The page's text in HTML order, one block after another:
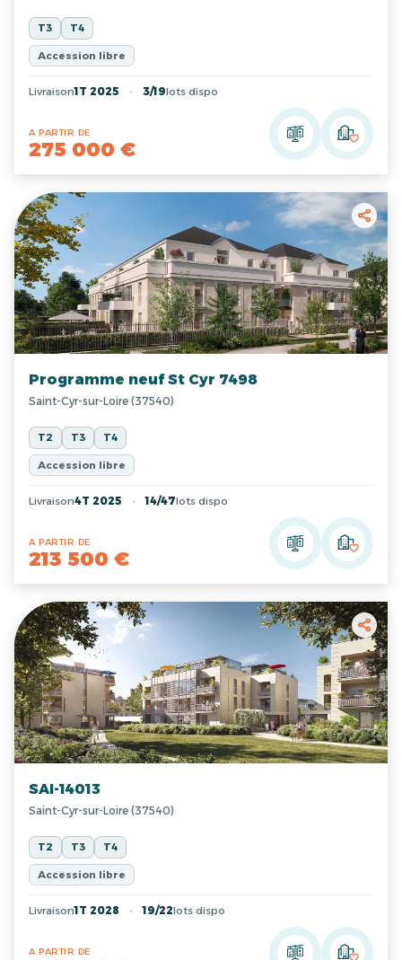
T3 T4
Accession libre
Livraison1T 2025 3/19lots dispo
A PARTIR DE
275 000 €
Programme neuf St Cyr 7498
Saint-Cyr-sur-Loire (37540)
T2 T3 T4
Accession libre
Livraison4T 2025 14/47lots dispo
A PARTIR DE
213 500 €
SAI-14013
Saint-Cyr-sur-Loire (37540)
T2 T3 T4
Accession libre
Livraison1T 2028 19/22lots dispo
A PARTIR DE